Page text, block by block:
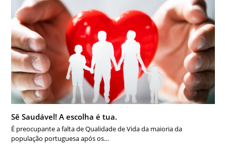
Sê Saudável! A escolha é tua.
É preocupante a falta de Qualidade de Vida da maioria da
população portuguesa após os…